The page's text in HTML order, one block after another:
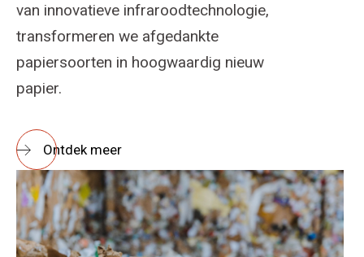
van innovatieve infraroodtechnologie,
transformeren we afgedankte
papiersoorten in hoogwaardig nieuw
papier.
Ontdek meer